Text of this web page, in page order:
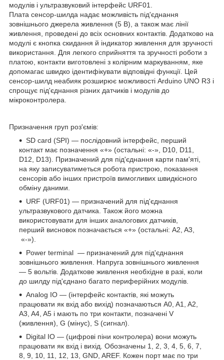
модулів і ультразвуковий інтерфейс URF01.
Плата сенсор-шилда надає можливість під'єднання
зовнішнього джерела живлення (5 В), а також має лінії
живлення, проведені до всіх основних контактів. Додатково на
модулі є кнопка скидання й індикатор живлення для зручності
використання. Для легкого сприйняття та зручності роботи з
платою, контакти виготовлені з колірним маркуванням, яке
допомагає швидко ідентифікувати відповідні функції. Цей
сенсор-шилд неабияк розширює можливості Arduino UNO R3 і
спрощує під'єднання різних датчиків і модулів до
мікроконтролера.
Призначення груп роз'ємів:
SD card (SPI) — послідовний інтерфейс, перший
контакт має позначення «+» (остальні: «-», D10, D11,
D12, D13). Призначений для під'єднання карти пам'яті,
на яку записуватиметься робота пристрою, показання
сенсорів або інших пристроїв вимогливих швидкісного
обміну даними.
URF (URF01) — призначений для під'єднання
ультразвукового датчика. Також його можна
використовувати для інших аналогових датчиків,
перший висновок позначається «+» (остальні: A2, A3,
«-»).
Power terminal — призначений для під'єднання
зовнішнього живлення. Напруга зовнішнього живлення
— 5 вольтів. Додаткове живлення необхідне в разі, коли
до шилду під'єднано багато периферійних модулів.
Analog IO — (інтерфейс контактів, які можуть
працювати як вхід або вихід) позначаються A0, A1, A2,
A3, A4, A5 і мають по три контакти, позначені V
(живлення), G (мінус), S (сигнал).
Digital IO — (цифрові піни контролера) вони можуть
працювати як вхід і вихід. Обозначены 1, 2, 3, 4, 5, 6, 7,
8, 9, 10, 11, 12, 13, GND, AREF. Кожен порт має по три